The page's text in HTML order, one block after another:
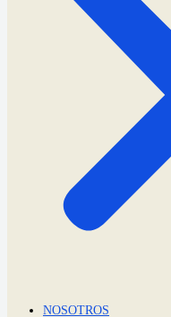
NOSOTROS